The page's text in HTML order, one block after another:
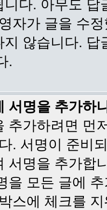
니다. 아무도
자가 글을 수
지 않습니다.
.
서명을 추가하
추가하려면 먼
. 서명이 준비
서명을 추가합
을 모든 글에
스에 체크를